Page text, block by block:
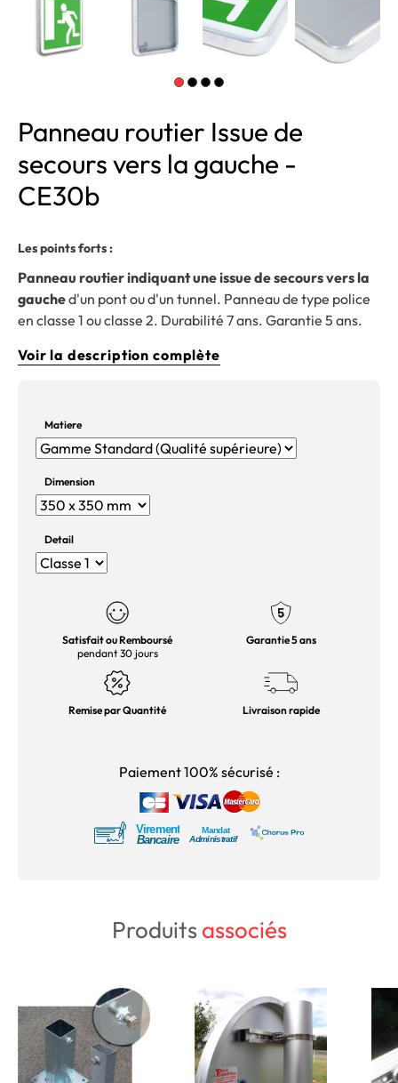
Panneau routier Issue de
secours vers la gauche -
CE30b
Les points forts :
Panneau routier indiquant une issue de secours vers la
gauched'un pont ou d'un tunnel. Panneau de type police
en classe 1 ou classe 2. Durabilité 7 ans. Garantie 5 ans.
Voir la description complète
Matiere
Dimension
Detail
Satisfait ou Remboursé
pendant 30 jours
Garantie 5 ans
Remise par Quantité Livraison rapide
Paiement 100% sécurisé :
Produitsassociés